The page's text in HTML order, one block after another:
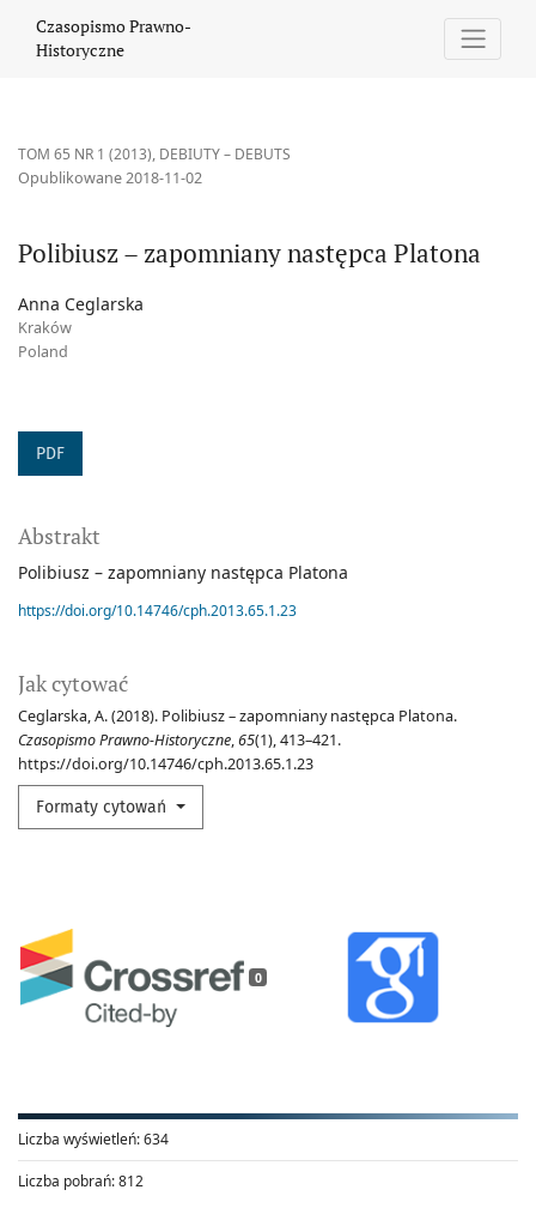
Czasopismo Prawno-
Historyczne
TOM 65 NR 1 (2013), DEBIUTY – DEBUTS
Polibiusz – zapomniany następca Platona
Opublikowane 2018-11-02
Anna Ceglarska
Kraków
Poland
PDF
Jak cytować
Ceglarska, A. (2018). Polibiusz – zapomniany następca Platona.
Czasopismo Prawno-Historyczne,65(1), 413–421.
https://doi.org/10.14746/cph.2013.65.1.23
Formaty cytowań
0
Liczba wyświetleń:634
Liczba pobrań:812
Abstrakt
Polibiusz – zapomniany następca Platona
https://doi.org/10.14746/cph.2013.65.1.23